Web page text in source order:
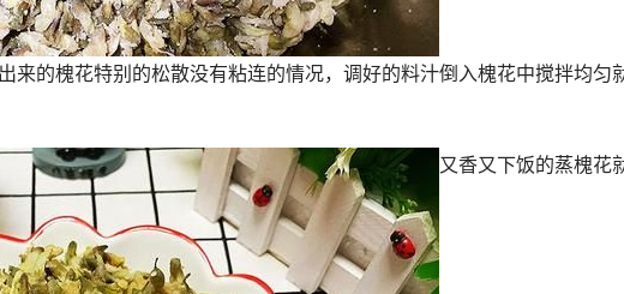
来的槐花特别的松散没有粘连的情况，调好的料汁倒入槐花中搅拌均匀
又香又下饭的蒸槐花